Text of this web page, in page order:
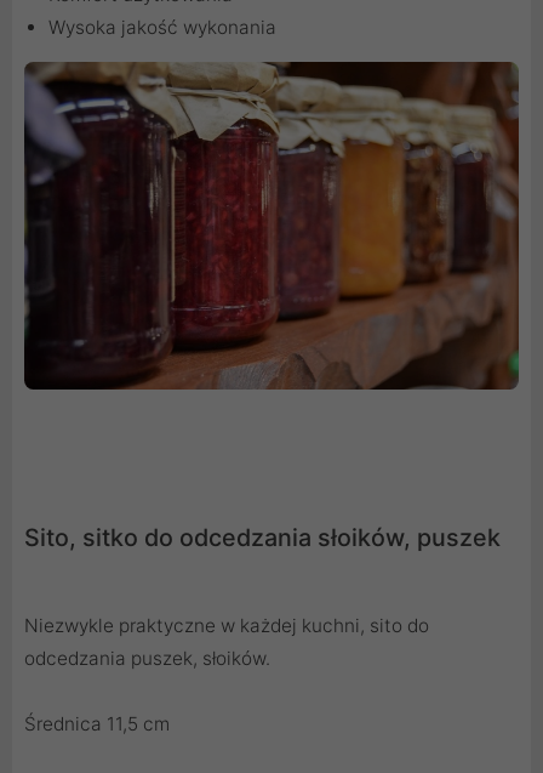
Wysoka jakość wykonania
Sito, sitko do odcedzania słoików, puszek
Niezwykle praktyczne w każdej kuchni, sito do
odcedzania puszek, słoików.
Średnica 11,5 cm